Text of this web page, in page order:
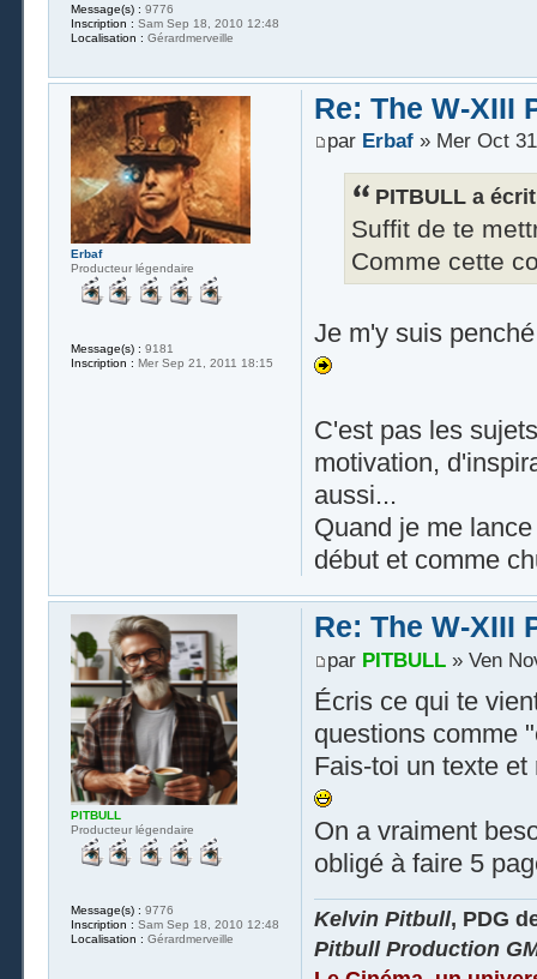
Message(s) : 9776
Inscription : Sam Sep 18, 2010 12:48
Localisation : Gérardmerveille
Re: The W-XIII
par Erbaf» Mer Oct
PITBULL a
Suffit de te
Comme cette
Je m'y suis
C'est pas les
motivation,
aussi...
Quand je me
début et comme
Erbaf
Producteur légendaire
Message(s) : 9181
Inscription : Mer Sep 21, 2011 18:15
Re: The W-XIII
par PITBULL» Ven
Écris ce qui te
questions comme
Fais-toi un texte
On a vraiment
obligé à faire 5
Kelvin Pitbull, PDG
Pitbull Production
PITBULL
Producteur légendaire
Message(s) : 9776
Inscription : Sam Sep 18, 2010 12:48
Localisation : Gérardmerveille